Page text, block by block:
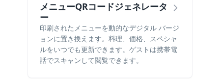
メニューQRコードジェネレータ
ー
印刷されたメニューを動的なデジタル バージ
ョンに置き換えます。料理、価格、スペシャ
ルをいつでも更新できます。ゲストは携帯電
話でスキャンして閲覧できます。